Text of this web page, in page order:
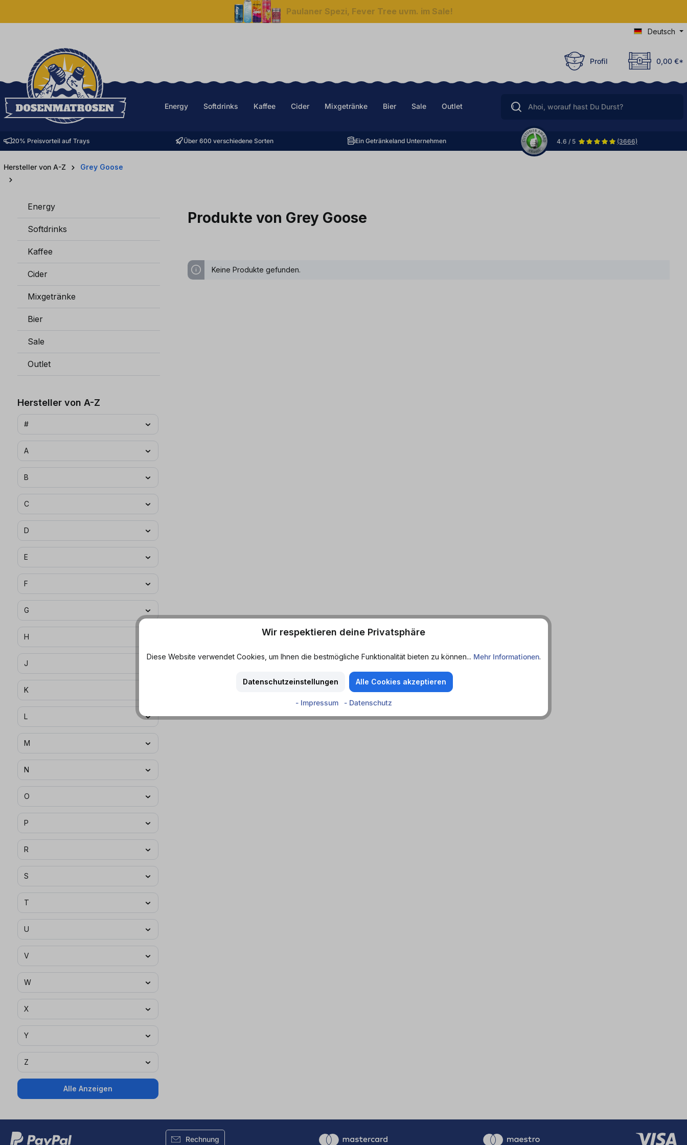
Paulaner Spezi, Fever Tree uvm. im Sale!
Deutsch
Profil 0,00 €*
Energy Softdrinks Kaffee Cider Mixgetränke Bier Sale Outlet
20% Preisvorteil auf Trays Über 600 verschiedene Sorten Ein Getränkeland Unternehmen 4.6 / 5 (3666)
Hersteller von A-Z Grey Goose
Energy
Softdrinks
Kaffee
Cider
Mixgetränke
Bier
Sale
Outlet
Hersteller von A-Z
#
A
B
C
D
E
F
G
H
J
K
L
M
N
O
P
R
S
T
U
V
W
X
Y
Z
Alle Anzeigen
Produkte von Grey Goose
Keine Produkte gefunden.
Rechnung
Wir respektieren deine Privatsphäre
Diese Website verwendet Cookies, um Ihnen die bestmögliche Funktionalität bieten zu können... Mehr Informationen.
Datenschutzeinstellungen Alle Cookies akzeptieren
- Impressum - Datenschutz